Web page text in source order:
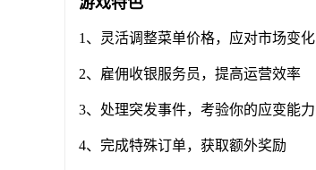
1、灵活调整菜单价格，应对市场变化
2、雇佣收银服务员，提高运营效率
3、处理突发事件，考验你的应变能力
4、完成特殊订单，获取额外奖励